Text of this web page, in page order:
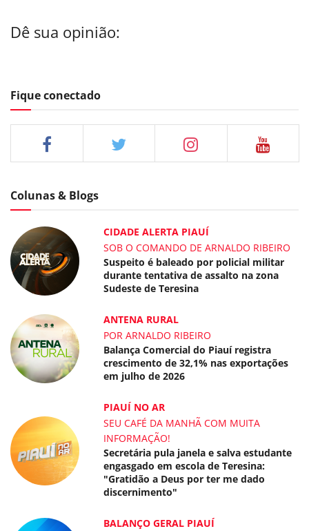
Dê sua opinião:
Fique conectado
Colunas & Blogs
CIDADE ALERTA PIAUÍ
SOB O COMANDO DE ARNALDO RIBEIRO
Suspeito é baleado por policial militar
durante tentativa de assalto na zona
Sudeste de Teresina
ANTENA RURAL
POR ARNALDO RIBEIRO
Balança Comercial do Piauí registra
crescimento de 32,1% nas exportações
em julho de 2026
PIAUÍ NO AR
SEU CAFÉ DA MANHÃ COM MUITA
INFORMAÇÃO!
Secretária pula janela e salva estudante
engasgado em escola de Teresina:
"Gratidão a Deus por ter me dado
discernimento"
BALANÇO GERAL PIAUÍ